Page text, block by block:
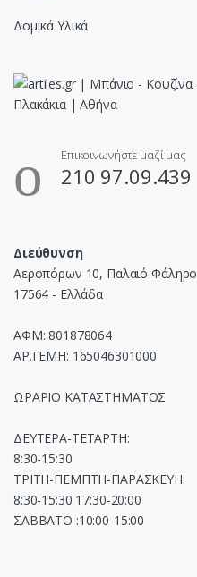
Δομικά Υλικά
Επικοινωνήστε μαζί μας
210 97.09.439
Διεύθυνση
Αεροπόρων 10, Παλαιό Φάληρο
17564 - Ελλάδα
ΑΦΜ: 801878064
ΑΡ.ΓΕΜΗ: 165046301000
ΩΡΑΡΙΟ ΚΑΤΑΣΤΗΜΑΤΟΣ
ΔΕΥΤΕΡΑ-ΤΕΤΑΡΤΗ:
8:30-15:30
ΤΡΙΤΗ-ΠΕΜΠΤΗ-ΠΑΡΑΣΚΕΥΗ:
8:30-15:30 17:30-20:00
ΣΑΒΒΑΤΟ :10:00-15:00